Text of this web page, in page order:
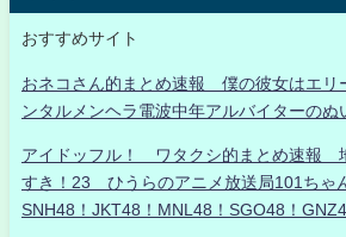
おすすめサイト
おネコさん的まとめ速報 僕の彼女はエリ
ンタルメンヘラ電波中年アルバイターのぬ
アイドッフル！ ワタクシ的まとめ速報
すき！23 ひうらのアニメ放送局101ちゃ
SNH48！JKT48！MNL48！SGO48！